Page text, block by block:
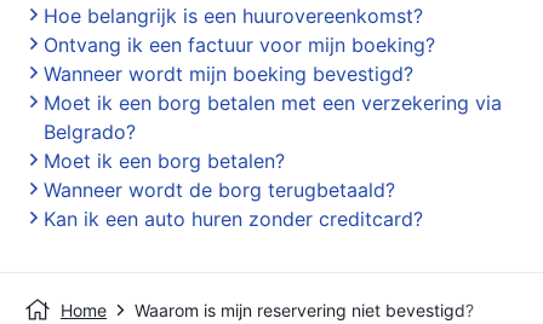
Hoe belangrijk is een huurovereenkomst?
Ontvang ik een factuur voor mijn boeking?
Wanneer wordt mijn boeking bevestigd?
Moet ik een borg betalen met een verzekering via
Belgrado?
Moet ik een borg betalen?
Wanneer wordt de borg terugbetaald?
Kan ik een auto huren zonder creditcard?
Home Waarom is mijn reservering niet bevestigd?